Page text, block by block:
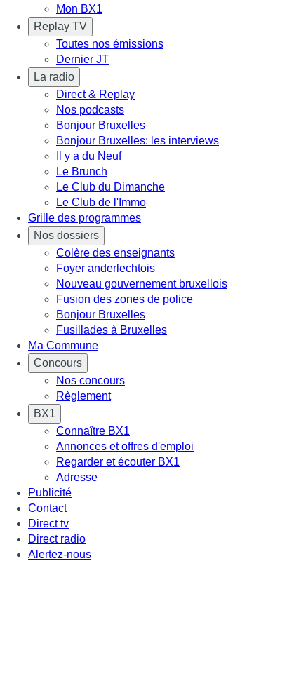
Mon BX1
Replay TV
Toutes nos émissions
Dernier JT
La radio
Direct & Replay
Nos podcasts
Bonjour Bruxelles
Bonjour Bruxelles: les interviews
Il y a du Neuf
Le Brunch
Le Club du Dimanche
Le Club de l'Immo
Grille des programmes
Nos dossiers
Colère des enseignants
Foyer anderlechtois
Nouveau gouvernement bruxellois
Fusion des zones de police
Bonjour Bruxelles
Fusillades à Bruxelles
Ma Commune
Concours
Nos concours
Règlement
BX1
Connaître BX1
Annonces et offres d'emploi
Regarder et écouter BX1
Adresse
Publicité
Contact
Direct tv
Direct radio
Alertez-nous